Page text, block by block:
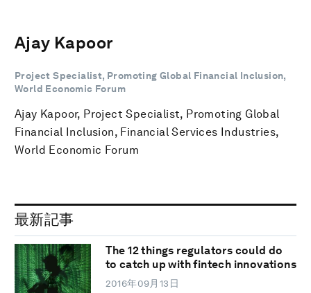
Ajay Kapoor
Project Specialist, Promoting Global Financial Inclusion,
World Economic Forum
Ajay Kapoor, Project Specialist, Promoting Global
Financial Inclusion, Financial Services Industries,
World Economic Forum
最新記事
The 12 things regulators could do
to catch up with fintech innovations
2016年09月13日